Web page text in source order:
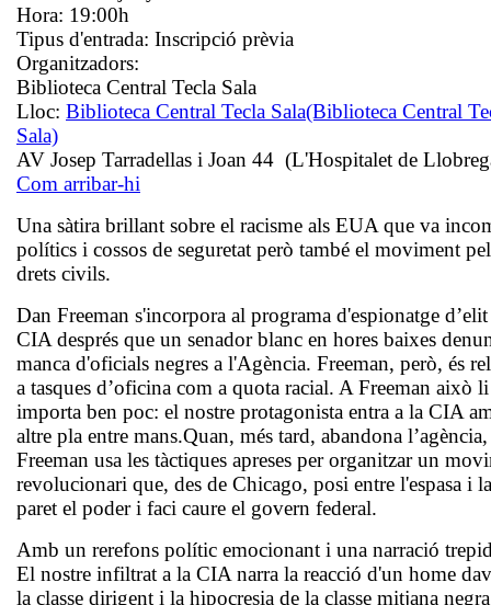
Hora: 19:00h
Tipus d'entrada: Inscripció prèvia
Organitzadors:
Biblioteca Central Tecla Sala
Lloc: Biblioteca Central Tecla Sala(Biblioteca Central
Sala)
AV Josep Tarradellas i Joan 44 (L'Hospitalet de
Com arribar-hi
Una sàtira brillant sobre el racisme als EUA que va
polítics i cossos de seguretat però també el moviment
drets civils.
Dan Freeman s'incorpora al programa d'espionatge
CIA després que un senador blanc en hores baixes
manca d'oficials negres a l'Agència. Freeman, però, és
a tasques d’oficina com a quota racial. A Freeman això li
importa ben poc: el nostre protagonista entra a la CIA
altre pla entre mans.Quan, més tard, abandona l’agència,
Freeman usa les tàctiques apreses per organitzar un
revolucionari que, des de Chicago, posi entre l'espasa i la
paret el poder i faci caure el govern federal.
Amb un rerefons polític emocionant i una narració
El nostre infiltrat a la CIA narra la reacció d'un home
la classe dirigent i la hipocresia de la classe mitjana